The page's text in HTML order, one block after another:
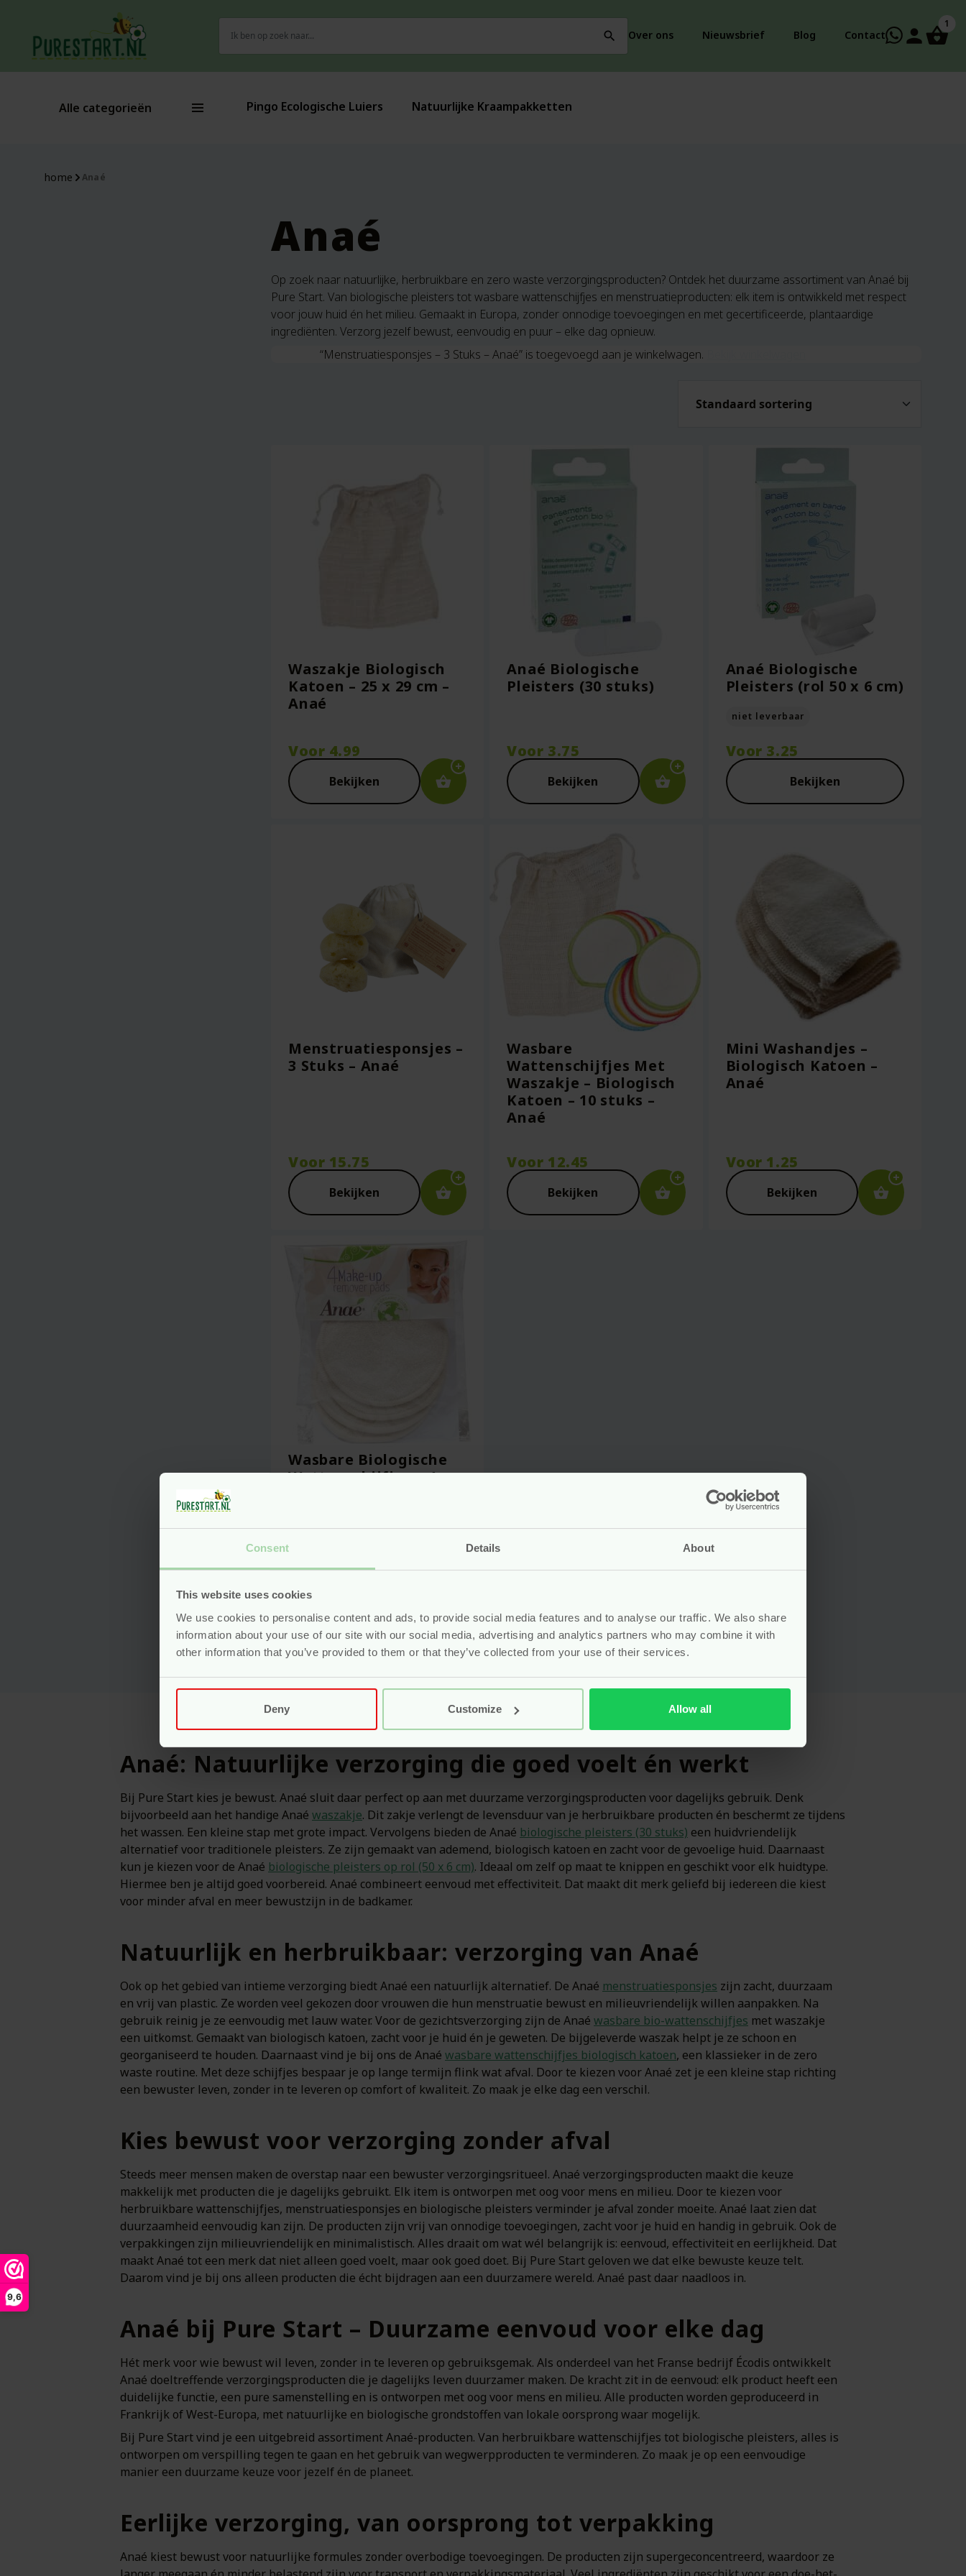
Consent Details About
This website uses cookies
We use cookies to personalise content and ads, to provide social media features and to analyse our traffic. We also share
information about your use of our site with our social media, advertising and analytics partners who may combine it with
other information that you’ve provided to them or that they’ve collected from your use of their services.
Deny Customize Allow all
9,6
naar:
search Over ons Nieuwsbrief Blog Contact person
1
Alle categorieën Pingo Ecologische Luiers Natuurlijke Kraampakketten
home Anaé
Anaé
Op zoek naar natuurlijke, herbruikbare en zero waste verzorgingsproducten? Ontdek het duurzame assortiment van Anaé bij
Pure Start. Van biologische pleisters tot wasbare wattenschijfjes en menstruatieproducten: elk item is ontwikkeld met respect
voor jouw huid én het milieu. Gemaakt in Europa, zonder onnodige toevoegingen en met gecertificeerde, plantaardige
ingrediënten. Verzorg jezelf bewust, eenvoudig en puur – elke dag opnieuw.
“Menstruatiesponsjes – 3 Stuks – Anaé” is toegevoegd aan je winkelwagen.
Waszakje Biologisch
Katoen – 25 x 29 cm –
Anaé
Voor 4.99
Bekijken
Anaé Biologische
Pleisters (30 stuks)
Voor 3.75
Bekijken
Anaé Biologische
Pleisters (rol 50 x 6 cm)
niet leverbaar
Voor 3.25
Bekijken
Menstruatiesponsjes –
3 Stuks – Anaé
Voor 15.75
Bekijken
Wasbare
Wattenschijfjes Met
Waszakje – Biologisch
Katoen – 10 stuks –
Anaé
Voor 12.45
Bekijken
Mini Washandjes –
Biologisch Katoen –
Anaé
Voor 1.25
Bekijken
Wasbare Biologische
Wattenschijfjes – 4
Bekijken
Anaé: Natuurlijke verzorging die goed voelt én werkt
Bij Pure Start kies je bewust. Anaé sluit daar perfect op aan met duurzame verzorgingsproducten voor dagelijks gebruik. Denk
bijvoorbeeld aan het handige Anaé waszakje. Dit zakje verlengt de levensduur van je herbruikbare producten én beschermt ze tijdens
het wassen. Een kleine stap met grote impact. Vervolgens bieden de Anaé biologische pleisters (30 stuks) een huidvriendelijk
alternatief voor traditionele pleisters. Ze zijn gemaakt van ademend, biologisch katoen en zacht voor de gevoelige huid. Daarnaast
kun je kiezen voor de Anaé biologische pleisters op rol (50 x 6 cm). Ideaal om zelf op maat te knippen en geschikt voor elk huidtype.
Hiermee ben je altijd goed voorbereid. Anaé combineert eenvoud met effectiviteit. Dat maakt dit merk geliefd bij iedereen die kiest
voor minder afval en meer bewustzijn in de badkamer.
Natuurlijk en herbruikbaar: verzorging van Anaé
Ook op het gebied van intieme verzorging biedt Anaé een natuurlijk alternatief. De Anaé menstruatiesponsjes zijn zacht, duurzaam
en vrij van plastic. Ze worden veel gekozen door vrouwen die hun menstruatie bewust en milieuvriendelijk willen aanpakken. Na
gebruik reinig je ze eenvoudig met lauw water. Voor de gezichtsverzorging zijn de Anaé wasbare bio-wattenschijfjes met waszakje
een uitkomst. Gemaakt van biologisch katoen, zacht voor je huid én je geweten. De bijgeleverde waszak helpt je ze schoon en
georganiseerd te houden. Daarnaast vind je bij ons de Anaé wasbare wattenschijfjes biologisch katoen, een klassieker in de zero
waste routine. Met deze schijfjes bespaar je op lange termijn flink wat afval. Door te kiezen voor Anaé zet je een kleine stap richting
een bewuster leven, zonder in te leveren op comfort of kwaliteit. Zo maak je elke dag een verschil.
Kies bewust voor verzorging zonder afval
Steeds meer mensen maken de overstap naar een bewuster verzorgingsritueel. Anaé verzorgingsproducten maakt die keuze
makkelijk met producten die je dagelijks gebruikt. Elk item is ontworpen met oog voor mens en milieu. Door te kiezen voor
herbruikbare wattenschijfjes, menstruatiesponsjes en biologische pleisters verminder je afval zonder moeite. Anaé laat zien dat
duurzaamheid eenvoudig kan zijn. De producten zijn vrij van onnodige toevoegingen, zacht voor je huid en handig in gebruik. Ook de
verpakkingen zijn milieuvriendelijk en minimalistisch. Alles draait om wat wél belangrijk is: eenvoud, effectiviteit en eerlijkheid. Dat
maakt Anaé tot een merk dat niet alleen goed voelt, maar ook goed doet. Bij Pure Start geloven we dat elke bewuste keuze telt.
Daarom vind je bij ons alleen producten die écht bijdragen aan een duurzamere wereld. Anaé past daar naadloos in.
Anaé bij Pure Start – Duurzame eenvoud voor elke dag
Hét merk voor wie bewust wil leven, zonder in te leveren op gebruiksgemak. Als onderdeel van het Franse bedrijf Écodis ontwikkelt
Anaé doeltreffende verzorgingsproducten die je dagelijks leven duurzamer maken. De kracht zit in de eenvoud: elk product heeft een
duidelijke functie, een pure samenstelling en is ontworpen met oog voor mens en milieu. Alle producten worden geproduceerd in
Frankrijk of West-Europa, met natuurlijke en biologische grondstoffen van lokale oorsprong waar mogelijk.
Bij Pure Start vind je een uitgebreid assortiment Anaé-producten. Van herbruikbare wattenschijfjes tot biologische pleisters, alles is
ontworpen om verspilling tegen te gaan en het gebruik van wegwerpproducten te verminderen. Zo maak je op een eenvoudige
manier een duurzame keuze voor jezelf én de planeet.
Eerlijke verzorging, van oorsprong tot verpakking
Anaé kiest bewust voor natuurlijke formules zonder overbodige toevoegingen. De producten zijn supergeconcentreerd, waardoor ze